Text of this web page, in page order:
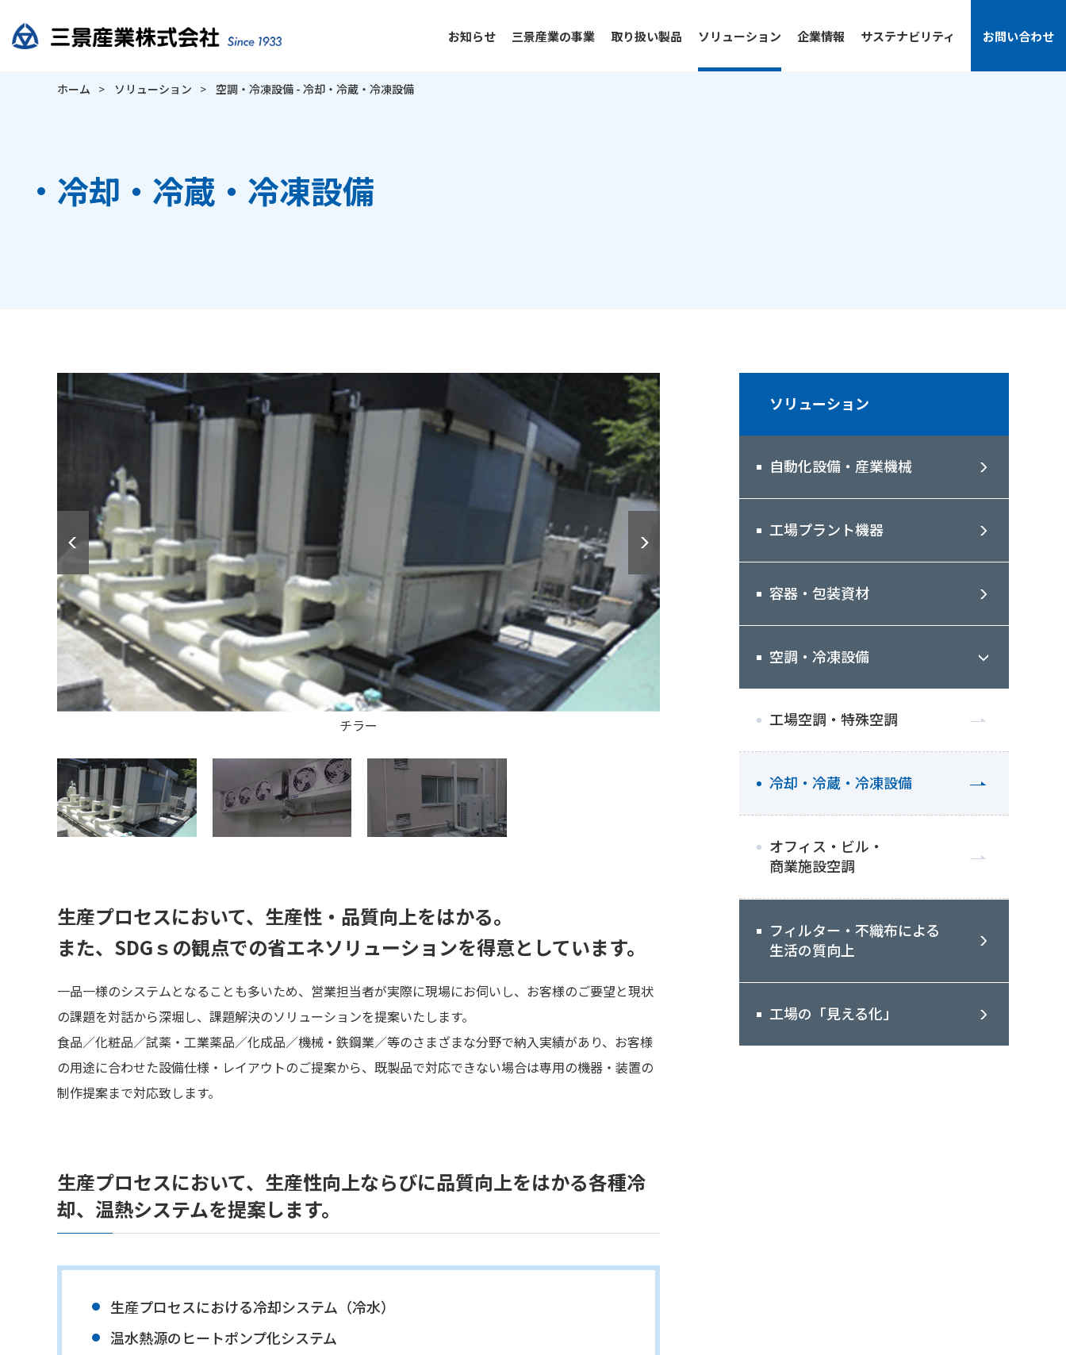
お知らせ 三景産業の事業 取り扱い製品 ソリューション 企業情報 サステナビリティ お問い合わせ
ホーム ソリューション 空調・冷凍設備 - 冷却・冷蔵・冷凍設備
冷却・冷蔵・冷凍設備
チラー
生産プロセスにおいて、生産性・品質向上をはかる。
また、SDGｓの観点での省エネソリューションを得意としています。
一品一様のシステムとなることも多いため、営業担当者が実際に現場にお伺いし、お客様のご要望と現状
の課題を対話から深堀し、課題解決のソリューションを提案いたします。
食品／化粧品／試薬・工業薬品／化成品／機械・鉄鋼業／等のさまざまな分野で納入実績があり、お客様
の用途に合わせた設備仕様・レイアウトのご提案から、既製品で対応できない場合は専用の機器・装置の
制作提案まで対応致します。
生産プロセスにおいて、生産性向上ならびに品質向上をはかる各種冷
却、温熱システムを提案します。
生産プロセスにおける冷却システム（冷水）
温水熱源のヒートポンプ化システム
ソリューション
自動化設備・産業機械
工場プラント機器
容器・包装資材
空調・冷凍設備
工場空調・特殊空調
冷却・冷蔵・冷凍設備
オフィス・ビル・
商業施設空調
フィルター・不織布による
生活の質向上
工場の「見える化」